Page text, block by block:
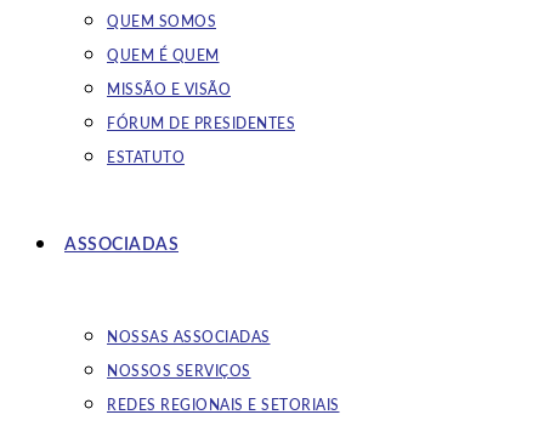
QUEM SOMOS
QUEM É QUEM
MISSÃO E VISÃO
FÓRUM DE PRESIDENTES
ESTATUTO
ASSOCIADAS
NOSSAS ASSOCIADAS
NOSSOS SERVIÇOS
REDES REGIONAIS E SETORIAIS